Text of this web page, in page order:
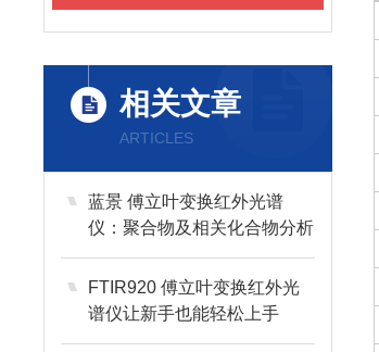
相关文章
ARTICLES
蓝景 傅立叶变换红外光谱
仪：聚合物及相关化合物分析
的全能专家
FTIR920 傅立叶变换红外光
谱仪让新手也能轻松上手